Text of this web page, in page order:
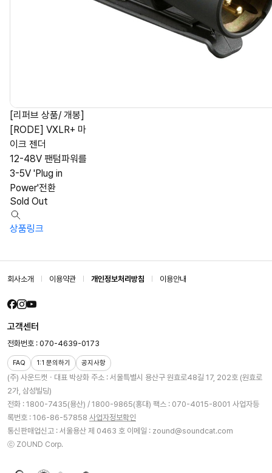
[리퍼브 상품/ 개봉]
[RODE] VXLR+ 마
이크 젠더
12-48V 팬텀파워를
3-5V 'Plug in
Power'전환
Sold Out
상품링크
회사소개 이용약관 개인정보처리방침 이용안내
(주) 사운드캣ㆍ대표 박상화 주소 : 서울특별시 용산구 원효로48길 17, 202호 (원효로
2가, 삼성빌딩)
전화 : 1800-7435(용산) / 1800-9865(홍대) 팩스 : 070-4015-8001 사업자등
록번호 : 106-86-57858 사업자정보확인
통신판매업신고 : 서울용산 제 0463 호 이메일 : zound@soundcat.com
ⓒ ZOUND Corp.
고객센터
전화번호 : 070-4639-0173
FAQ 1:1 문의하기 공지사항